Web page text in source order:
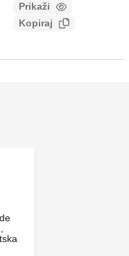
Srednji raspon
Prikaži
Kopiraj